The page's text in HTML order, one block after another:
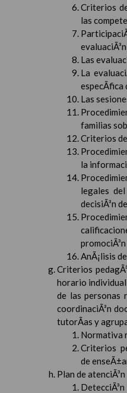
Criterios
las
evaluaciÃ³n
Las
La
especÃ­fica
Las
familias
Criterios
la
legales
decisiÃ³n
promociÃ³n
AnÃ¡lisis
Criterios
horario individual
de las personas
coordinaciÃ³n
tutorÃ­as y
Normativa
Criterios
de
Plan de